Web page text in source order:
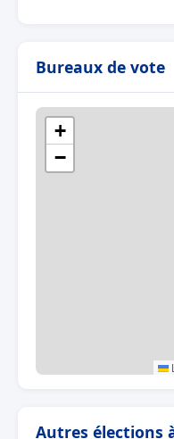
Bureaux de vote
+
−
Autres élections